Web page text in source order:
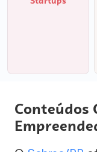
Conteúdos